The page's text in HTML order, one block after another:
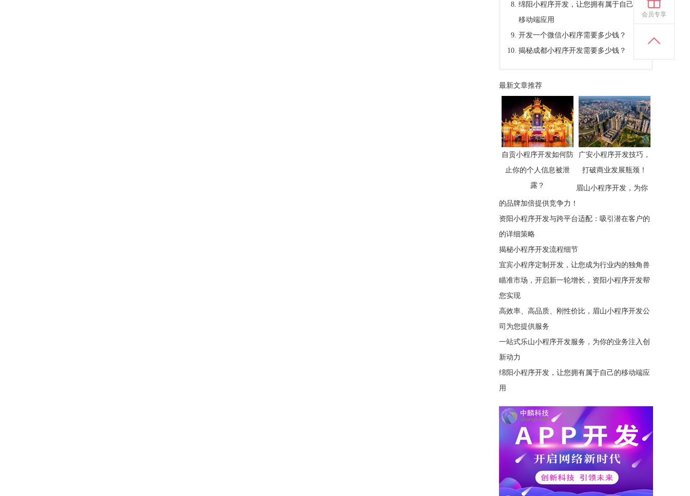
绵阳小程序开发，让您拥有属于自己的
移动端应用
开发一个微信小程序需要多少钱？
揭秘成都小程序开发需要多少钱？
最新文章推荐
自贡小程序开发如何防
止你的个人信息被泄
露？
广安小程序开发技巧，
打破商业发展瓶颈！
眉山小程序开发，为你
的品牌加倍提供竞争力！
资阳小程序开发与跨平台适配：吸引潜在客户的
的详细策略
揭秘小程序开发流程细节
宜宾小程序定制开发，让您成为行业内的独角兽
瞄准市场，开启新一轮增长，资阳小程序开发帮
您实现
高效率、高品质、刚性价比，眉山小程序开发公
司为您提供服务
一站式乐山小程序开发服务，为你的业务注入创
新动力
绵阳小程序开发，让您拥有属于自己的移动端应
用
会员专享